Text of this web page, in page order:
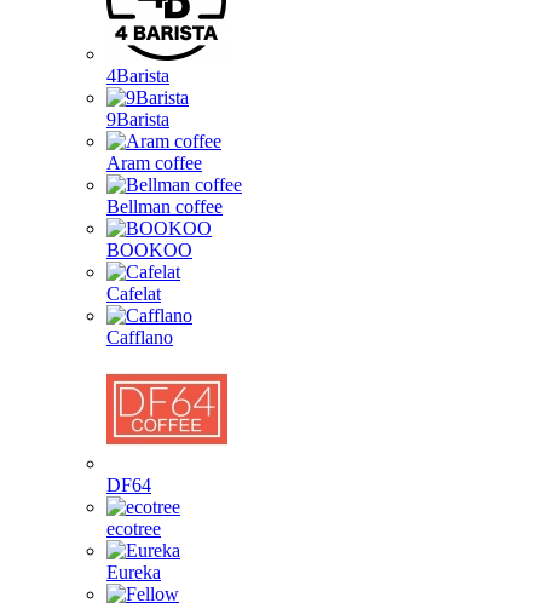
4Barista
9Barista
Aram coffee
Bellman coffee
BOOKOO
Cafelat
Cafflano
DF64
ecotree
Eureka